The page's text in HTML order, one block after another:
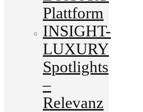
Plattform
INSIGHT-
LUXURY
Spotlights
–
Relevanz